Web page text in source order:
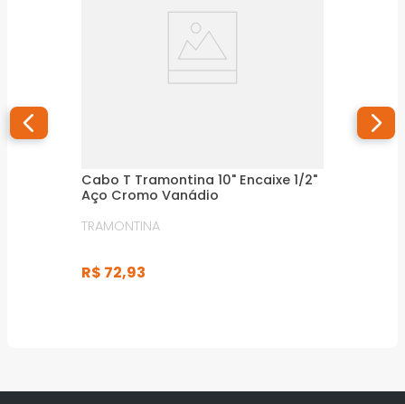
Cabo T Tramontina 10" Encaixe 1/2"
Aço Cromo Vanádio
TRAMONTINA
R$ 72,93